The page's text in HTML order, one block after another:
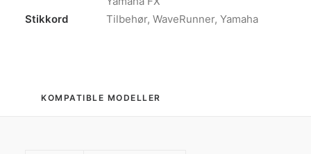
Stikkord
Tilbehør, WaveRunner, Yamaha
KOMPATIBLE MODELLER